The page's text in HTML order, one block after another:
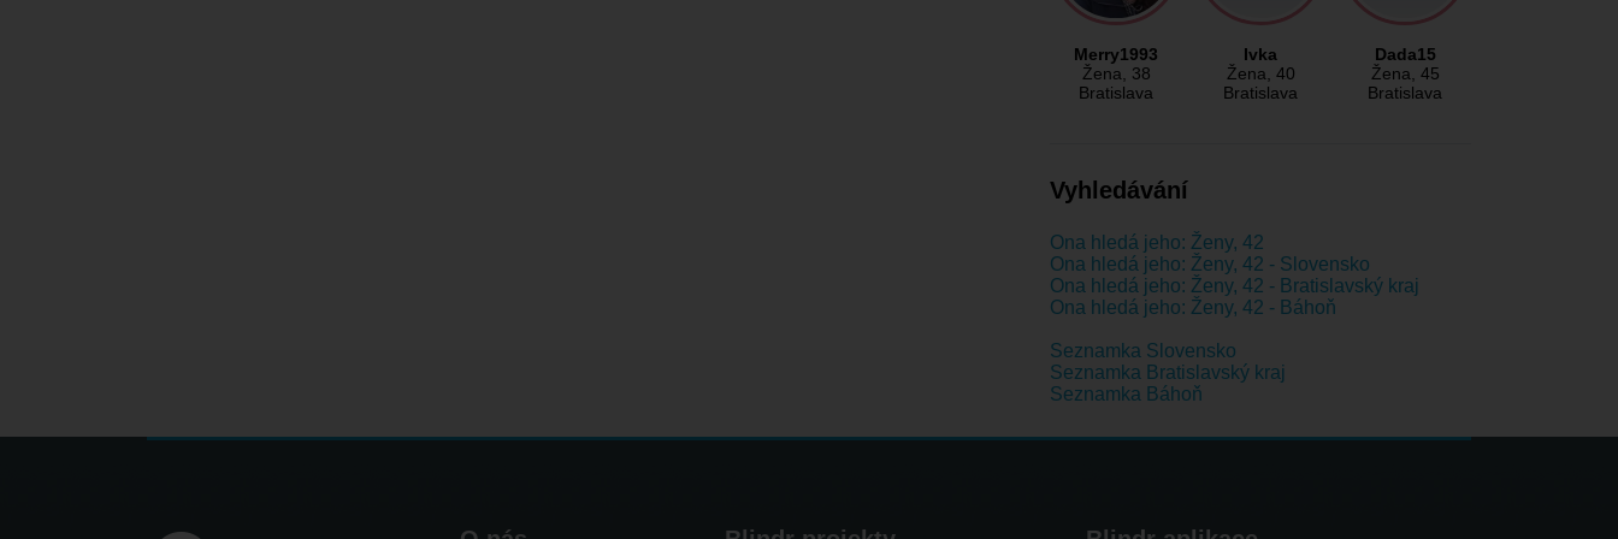
Merry1993
Žena, 38
Bratislava
Ivka
Žena, 40
Bratislava
Dada15
Žena, 45
Bratislava
Vyhledávání
Ona hledá jeho: Ženy, 42
Ona hledá jeho: Ženy, 42 - Slovensko
Ona hledá jeho: Ženy, 42 - Bratislavský kraj
Ona hledá jeho: Ženy, 42 - Báhoň
Seznamka Slovensko
Seznamka Bratislavský kraj
Seznamka Báhoň